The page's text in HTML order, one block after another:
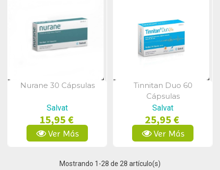
Vista Rápida
Nurane 30 Cápsulas
Salvat
15,95 €
Ver Más
Vista Rápida
Tinnitan Duo 60
Cápsulas
Salvat
25,95 €
Ver Más
Mostrando 1 -28 de 28 artículo(s)